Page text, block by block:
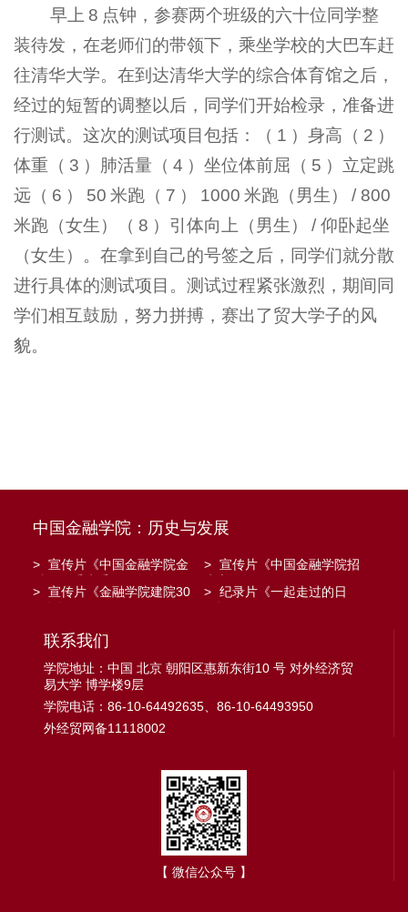
早上 8 点钟，参赛两个班级的六十位同学整
装待发，在老师们的带领下，乘坐学校的大巴车赶
往清华大学。在到达清华大学的综合体育馆之后，
经过的短暂的调整以后，同学们开始检录，准备进
行测试。这次的测试项目包括：（ 1 ）身高（ 2 ）
体重（ 3 ）肺活量（ 4 ）坐位体前屈（ 5 ）立定跳
远（ 6 ） 50 米跑（ 7 ） 1000 米跑（男生）
/ 800
米跑（女生）（ 8 ）引体向上（男生） / 仰卧起坐
（女生）。在拿到自己的号签之后，同学们就分散
进行具体的测试项目。测试过程紧张激烈，期间同
学们相互鼓励，努力拼搏，赛出了贸大学子的风
貌。
中国金融学院：历史与发展
> 宣传片《中国金融学院金
> 宣传片《中国金融学院招
> 宣传片《金融学院建院30
> 纪录片《一起走过的日
联系我们
学院地址：中国 北京 朝阳区惠新东街10 号 对外经济贸
易大学 博学楼9层
学院电话：86-10-64492635、86-10-64493950
外经贸网备11118002
【 微信公众号 】